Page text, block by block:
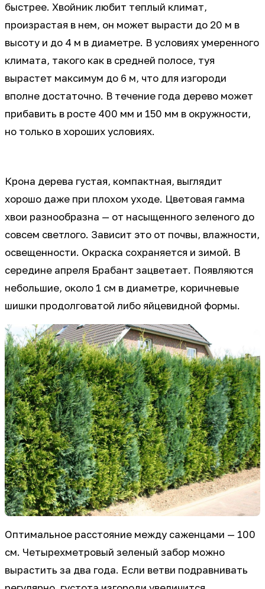
быстрее. Хвойник любит теплый климат,
произрастая в нем, он может вырасти до 20 м в
высоту и до 4 м в диаметре. В условиях умеренного
климата, такого как в средней полосе, туя
вырастет максимум до 6 м, что для изгороди
вполне достаточно. В течение года дерево может
прибавить в росте 400 мм и 150 мм в окружности,
но только в хороших условиях.
Крона дерева густая, компактная, выглядит
хорошо даже при плохом уходе. Цветовая гамма
хвои разнообразна — от насыщенного зеленого до
совсем светлого. Зависит это от почвы, влажности,
освещенности. Окраска сохраняется и зимой. В
середине апреля Брабант зацветает. Появляются
небольшие, около 1 см в диаметре, коричневые
шишки продолговатой либо яйцевидной формы.
Оптимальное расстояние между саженцами — 100
см. Четырехметровый зеленый забор можно
вырастить за два года. Если ветви подравнивать